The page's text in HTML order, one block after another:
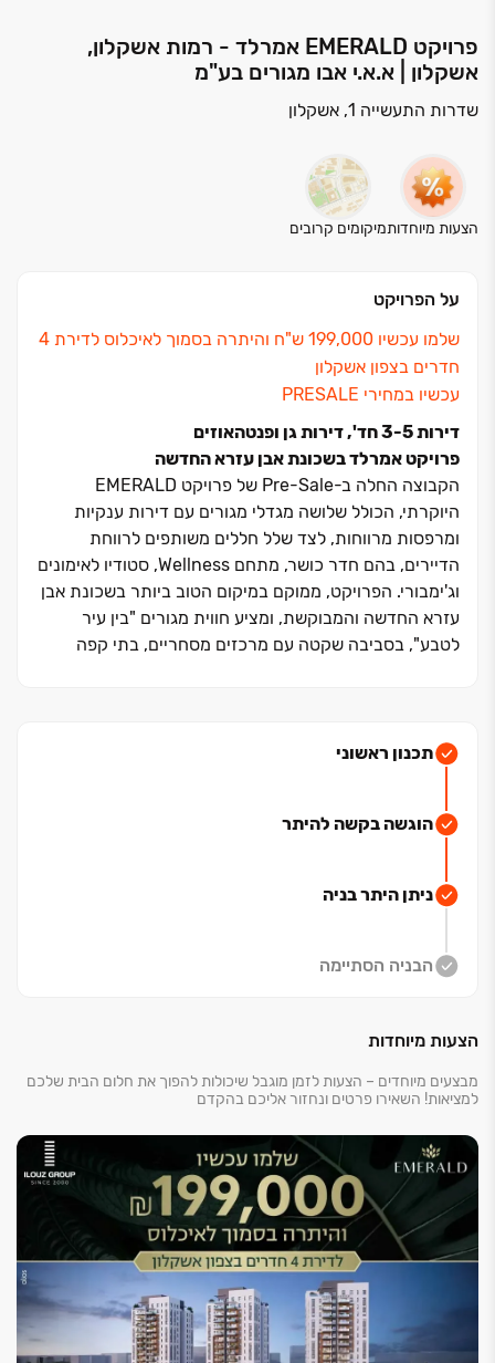
פרויקט EMERALD אמרלד - רמות אשקלון,
אשקלון | א.א.י אבו מגורים בע"מ
שדרות התעשייה 1, אשקלון
הצעות מיוחדותמיקומים קרובים
על הפרויקט
שלמו עכשיו ‏199,000 ש"ח והיתרה בסמוך לאיכלוס לדירת ‏4
חדרים בצפון אשקלון
עכשיו במחירי PRESALE
דירות 3-5 חד', דירות גן ופנטהאוזים
פרויקט אמרלד בשכונת אבן עזרא החדשה
הקבוצה החלה ב-Pre-Sale של פרויקט EMERALD
היוקרתי, הכולל שלושה מגדלי מגורים עם דירות ענקיות
ומרפסות מרווחות, לצד שלל חללים משותפים לרווחת
הדיירים, בהם חדר כושר, מתחם Wellness, סטודיו לאימונים
וג'ימבורי. הפרויקט, ממוקם במיקום הטוב ביותר בשכונת אבן
עזרא החדשה והמבוקשת, ומציע חווית מגורים "בין עיר
לטבע", בסביבה שקטה עם מרכזים מסחריים, בתי קפה
גדולות במיוחד, לצד סטנדרט גבוה ומגוון חללים משותפים
אופניים ומוסדות חינוך הנמצאים במרחק הליכה.
אשקלון נחשבת לאחת מהערים הצומחות ביותר בארץ וידועה
תעסוקה, חופי ים מרהיבים, מוסדות חינוך איכותיים ומגוון
המבוקשות ומציעה קרבה למרכזי קניות, נגישות לצירי
הענק, הצפוי למשוך אוכלוסייה איכותית בשנים הקרובות.
תכנון ראשוני
הוגשה בקשה להיתר
ניתן היתר בניה
הבניה הסתיימה
הצעות מיוחדות
מבצעים מיוחדים – הצעות לזמן מוגבל שיכולות להפוך את חלום הבית שלכם
למציאות! השאירו פרטים ונחזור אליכם בהקדם